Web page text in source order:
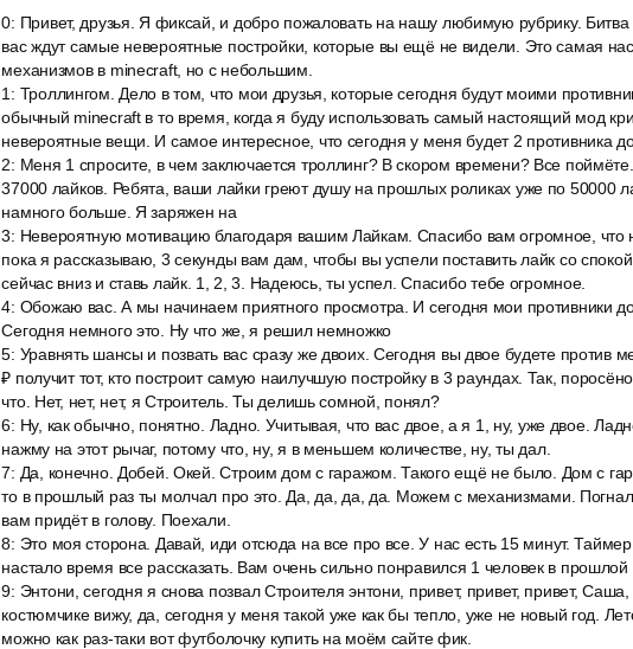
0: Привет, друзья. Я фиксай, и добро пожаловать на нашу любимую рубрику.
вас ждут самые невероятные постройки, которые вы ещё не видели. Это самая
механизмов в minecraft, но с небольшим.
1 : Троллингом. Дело в том, что мои друзья, которые сегодня будут моими
обычный minecraft в то время, когда я буду использовать самый настоящий мод
невероятные вещи. И самое интересное, что сегодня у меня будет 2 противника
2: Меня 1 спросите, в чем заключается троллинг? В скором времени? Все
37000 лайков. Ребята, ваши лайки греют душу на прошлых роликах уже по 50000
намного больше. Я заряжен на
3: Невероятную мотивацию благодаря вашим Лайкам. Спасибо вам огромное, что
пока я рассказываю, 3 секунды вам дам, чтобы вы успели поставить лайк со
сейчас вниз и ставь лайк. 1, 2, 3. Надеюсь, ты успел. Спасибо тебе огромное.
4: Обожаю вас. А мы начинаем приятного просмотра. И сегодня мои противники
Сегодня немного это. Ну что же, я решил немножко
5: Уравнять шансы и позвать вас сразу же двоих. Сегодня вы двое будете против
₽ получит тот, кто построит самую наилучшую постройку в 3 раундах. Так,
что. Нет, нет, нет, я Строитель. Ты делишь сомной, понял?
6: Ну, как обычно, понятно. Ладно. Учитывая, что вас двое, а я 1, ну, уже двое.
нажму на этот рычаг, потому что, ну, я в меньшем количестве, ну, ты дал.
7: Да, конечно. Добей. Окей. Строим дом с гаражом. Такого ещё не было. Дом с
то в прошлый раз ты молчал про это. Да, да, да, да. Можем с механизмами.
вам придёт в голову. Поехали.
8: Это моя сторона. Давай, иди отсюда на все про все. У нас есть 15 минут.
настало время все рассказать. Вам очень сильно понравился 1 человек в прошлой
9: Энтони, сегодня я снова позвал Строителя энтони, привет, привет, привет,
костюмчике вижу, да, сегодня у меня такой уже как бы тепло, уже не новый год.
можно как раз-таки вот футболочку купить на моём сайте фик.